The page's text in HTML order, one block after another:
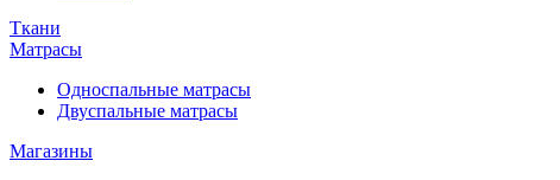
Ткани
Матрасы
Односпальные матрасы
Двуспальные матрасы
Магазины